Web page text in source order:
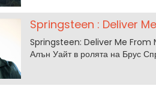
Springsteen : Deliver
Springsteen: Deliver Me From
Алън Уайт в ролята на Брус